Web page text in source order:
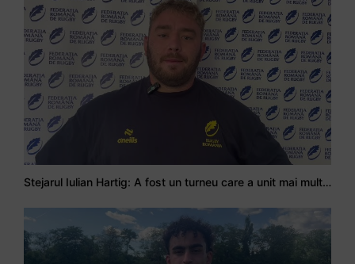
Stejarul Iulian Hartig: A fost un turneu care a unit mai mult echipa